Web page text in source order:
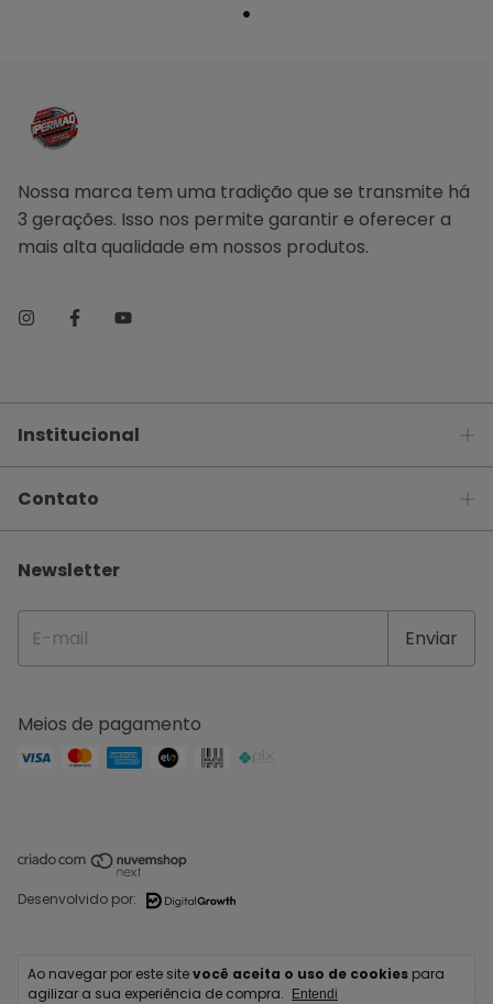
Ao navegar por este sitevocê aceita o uso de cookies para
agilizar a sua experiência de compra.
Entendi
Nossa marca tem uma tradição que se transmite há
3 gerações. Isso nos permite garantir e oferecer a
mais alta qualidade em nossos produtos.
Institucional
Contato
Newsletter
Meios de pagamento
Desenvolvido por:
Todos os direitos reservados.